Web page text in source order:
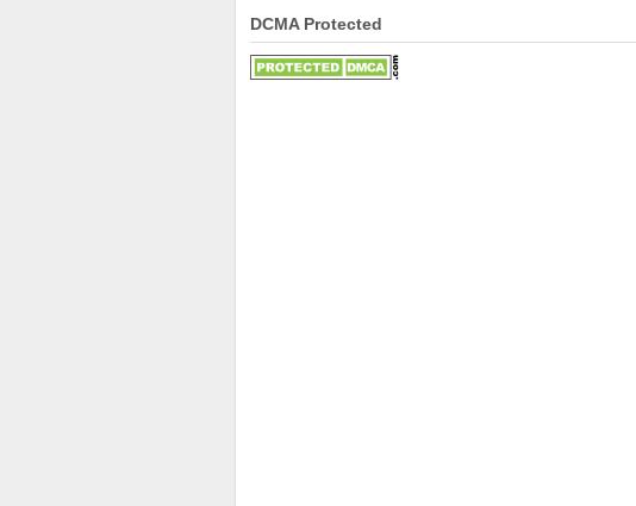
DCMA Protected